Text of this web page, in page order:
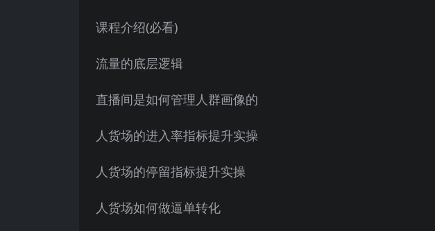
课程介绍(必看)
流量的底层逻辑
直播间是如何管理人群画像的
人货场的进入率指标提升实操
人货场的停留指标提升实操
人货场如何做逼单转化